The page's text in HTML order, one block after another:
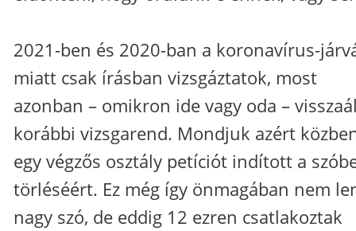
2021-ben és 2020-ban a koronavírus-
miatt csak írásban vizsgáztatok, most
azonban – omikron ide vagy oda –
korábbi vizsgarend. Mondjuk azért
egy végzős osztály petíciót indított a
törléséért. Ez még így önmagában nem
nagy szó, de eddig 12 ezren csatlakoztak